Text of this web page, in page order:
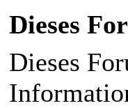
Dieses
Dieses